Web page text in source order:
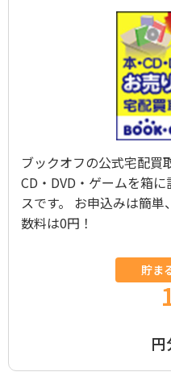
ブックオフの公式宅配買
CD・DVD・ゲームを箱
スです。 お申込みは簡
数料は0円！
貯ま
円